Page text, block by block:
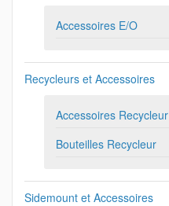
Accessoires E/O
Recycleurs et Accessoires
Accessoires Recycleur
Bouteilles Recycleur
Sidemount et Accessoires